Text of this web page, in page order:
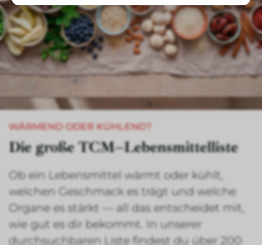
WÄRMEND ODER KÜHLEND?
Die große TCM–Lebensmittelliste
Ob ein Lebensmittel wärmt oder kühlt,
welchen Geschmack es trägt und welche
Organe es stärkt — all das entscheidet mit,
wie gut es dir bekommt. In unserer
durchsuchbaren Liste findest du über 200